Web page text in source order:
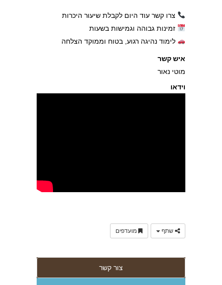
צרו קשר עוד היום לקבלת שיעור היכרות
זמינות גבוהה וגמישות בשעות
לימוד נהיגה רגוע, בטוח וממוקד הצלחה
איש קשר
מוטי נאור
וידאו
שתף מועדפים
צור קשר